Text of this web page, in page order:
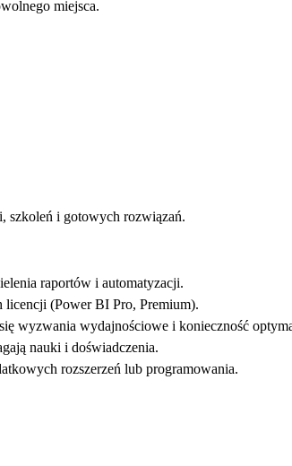
miejsca.
szkoleń i gotowych rozwiązań.
raportów i automatyzacji.
licencji (Power BI Pro, Premium).
wyzwania wydajnościowe i konieczność
nauki i doświadczenia.
rozszerzeń lub programowania.